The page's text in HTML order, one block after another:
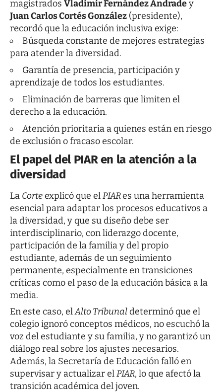
magistrados Vladimir Fernández Andradey
Juan Carlos Cortés González (presidente),
recordó que la educación inclusiva exige:
Búsqueda constante de mejores estrategias
para atender la diversidad.
Garantía de presencia, participación y
aprendizaje de todos los estudiantes.
Eliminación de barreras que limiten el
derecho a la educación.
Atención prioritaria a quienes están en riesgo
de exclusión o fracaso escolar.
El papel del PIAR en la atención a la
diversidad
La Corteexplicó que elPIARes una herramienta
esencial para adaptar los procesos educativos a
la diversidad, y que su diseño debe ser
interdisciplinario, con liderazgo docente,
participación de la familia y del propio
estudiante, además de un seguimiento
permanente, especialmente en transiciones
críticas como el paso de la educación básica a la
media.
En este caso, elAlto Tribunaldeterminó que el
colegio ignoró conceptos médicos, no escuchó la
voz del estudiante y su familia, y no garantizó un
diálogo real sobre los ajustes necesarios.
Además, la Secretaría de Educación falló en
supervisar y actualizar elPIAR, lo que afectó la
transición académica del joven.